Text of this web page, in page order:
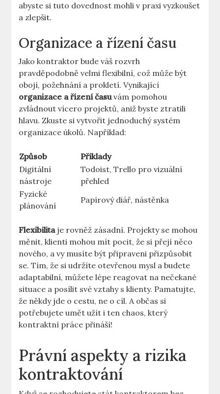
abyste si tuto dovednost mohli v praxi vyzkoušet
a zlepšit.
Organizace a řízení času
Jako kontraktor bude váš rozvrh
pravděpodobně velmi flexibilní, což může být
obojí, požehnání a prokletí. Vynikající
organizace a řízení časuvám pomohou
zvládnout vícero projektů, aniž byste ztratili
hlavu. Zkuste si vytvořit jednoduchý systém
organizace úkolů. Například:
Způsob
Příklady
Digitální
nástroje
Todoist, Trello pro vizuální
přehled
Fyzické
plánování
Papírový diář, nástěnka
Flexibilitaje rovněž zásadní. Projekty se mohou
měnit, klienti mohou mít pocit, že si přejí něco
nového, a vy musíte být připraveni přizpůsobit
se. Tím, že si udržíte otevřenou mysl a budete
adaptabilní, můžete lépe reagovat na nečekané
situace a posílit své vztahy s klienty. Pamatujte,
že někdy jde o cestu, ne o cíl. A občas si
potřebujete umět užít i ten chaos, který
kontraktní práce přináší!
Právní aspekty a rizika
kontraktování